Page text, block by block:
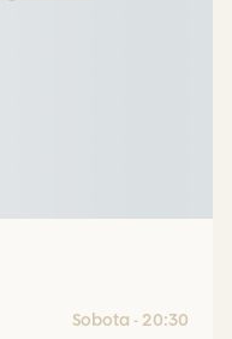
Sobota - 20:30